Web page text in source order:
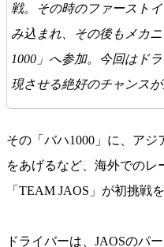
戦。その時のファースト
み込まれ、その後もメカ
1000」へ参加。今回はド
現させる絶好のチャンスが
その「バハ1000」に、アジ
をあげるなど、海外でのレ
「TEAM JAOS」が初挑戦を
ドライバーは、JAOSのパ